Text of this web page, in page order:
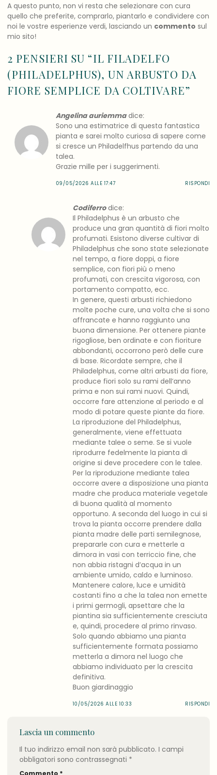
A questo punto, non vi resta che selezionare con cura
quello che preferite, comprarlo, piantarlo e condividere con
noi le vostre esperienze verdi, lasciando un commento sul
mio sito!
2 PENSIERI SU “IL FILADELFO
(PHILADELPHUS), UN ARBUSTO DA
FIORE SEMPLICE DA COLTIVARE”
Angelina auriemma dice:
Sono una estimatrice di questa fantastica
pianta e sarei molto curiosa di sapere come
si cresce un Philadelfhus partendo da una
talea.
Grazie mille per i suggerimenti.
09/05/2026 ALLE 17:47 RISPONDI
Codiferro dice:
Il Philadelphus è un arbusto che
produce una gran quantità di fiori molto
profumati. Esistono diverse cultivar di
Philadelphus che sono state selezionate
nel tempo, a fiore doppi, a fiore
semplice, con fiori più o meno
profumati, con crescita vigorosa, con
portamento compatto, ecc.
In genere, questi arbusti richiedono
molte poche cure, una volta che si sono
affrancate e hanno raggiunto una
buona dimensione. Per ottenere piante
rigogliose, ben ordinate e con fioriture
abbondanti, occorrono però delle cure
di base. Ricordate sempre, che il
Philadelphus, come altri arbusti da fiore,
produce fiori solo su rami dell’anno
prima e non sui rami nuovi. Quindi,
occorre fare attenzione al periodo e al
modo di potare queste piante da fiore.
La riproduzione del Philadelphus,
generalmente, viene effettuata
mediante talee o seme. Se si vuole
riprodurre fedelmente la pianta di
origine si deve procedere con le talee.
Per la riproduzione mediante talea
occorre avere a disposizione una pianta
madre che produca materiale vegetale
di buona qualità al momento
opportuno. A seconda del luogo in cui si
trova la pianta occorre prendere dalla
pianta madre delle parti semilegnose,
prepararle con cura e metterle a
dimora in vasi con terriccio fine, che
non abbia ristagni d’acqua in un
ambiente umido, caldo e luminoso.
Mantenere calore, luce e umidità
costanti fino a che la talea non emette
i primi germogli, apsettare che la
piantina sia sufficientemente cresciuta
e, quindi, procedere al primo rinvaso.
Solo quando abbiamo una pianta
sufficientemente formata possiamo
metterla a dimora nel luogo che
abbiamo individuato per la crescita
definitiva.
Buon giardinaggio
10/05/2026 ALLE 10:33 RISPONDI
Lascia un commento
Il tuo indirizzo email non sarà pubblicato. I campi
obbligatori sono contrassegnati *
Commento *